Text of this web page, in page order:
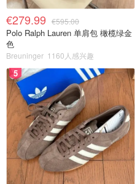
€279.99 €595.00
Polo Ralph Lauren 单肩包 橄榄绿金
色
Breuninger 1160人感兴趣
5